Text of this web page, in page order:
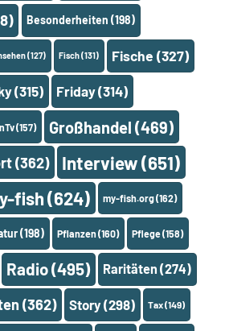
Besonderheiten (198)
(127) Fisch(131) Fische (327)
(315) Friday(314)
(157) Großhandel (469)
(362) Interview(651)
fish(624) my-fish.org(162)
(198) Pflanzen(160) Pflege(158)
Radio(495) Raritäten (274)
(362) Story (298) Tax(149)